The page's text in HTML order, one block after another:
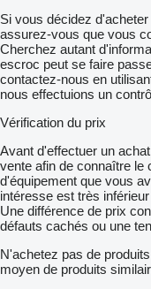
Si vous décidez
assurez-vous que vous
Cherchez autant
escroc peut se faire
contactez-nous en
nous effectuions un
Vérification du prix
Avant d'effectuer un
vente afin de connaître le
d'équipement que vous
intéresse est très
Une différence de prix
défauts cachés ou une
N'achetez pas de
moyen de produits